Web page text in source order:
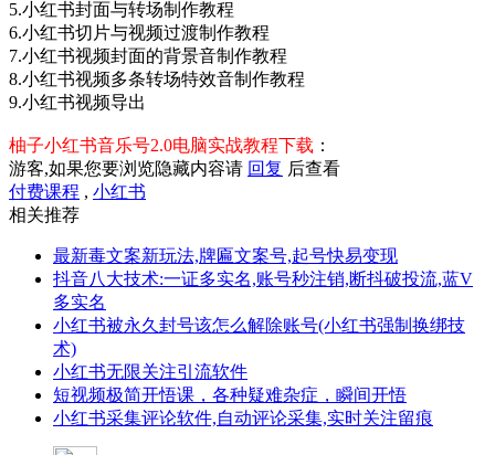
5.小红书封面与转场制作教程
6.小红书切片与视频过渡制作教程
7.小红书视频封面的背景音制作教程
8.小红书视频多条转场特效音制作教程
9.小红书视频导出
柚子小红书音乐号2.0电脑实战教程下载 ：
游客,如果您要浏览隐藏内容请 回复 后查看
付费课程 , 小红书
相关推荐
最新毒文案新玩法,牌匾文案号,起号快易变现
抖音八大技术:一证多实名,账号秒注销,断抖破投流,蓝V
多实名
小红书被永久封号该怎么解除账号(小红书强制换绑技
术)
小红书无限关注引流软件
短视频极简开悟课，各种​疑难杂症，瞬间开悟
小红书采集评论软件,自动评论采集,实时关注留痕